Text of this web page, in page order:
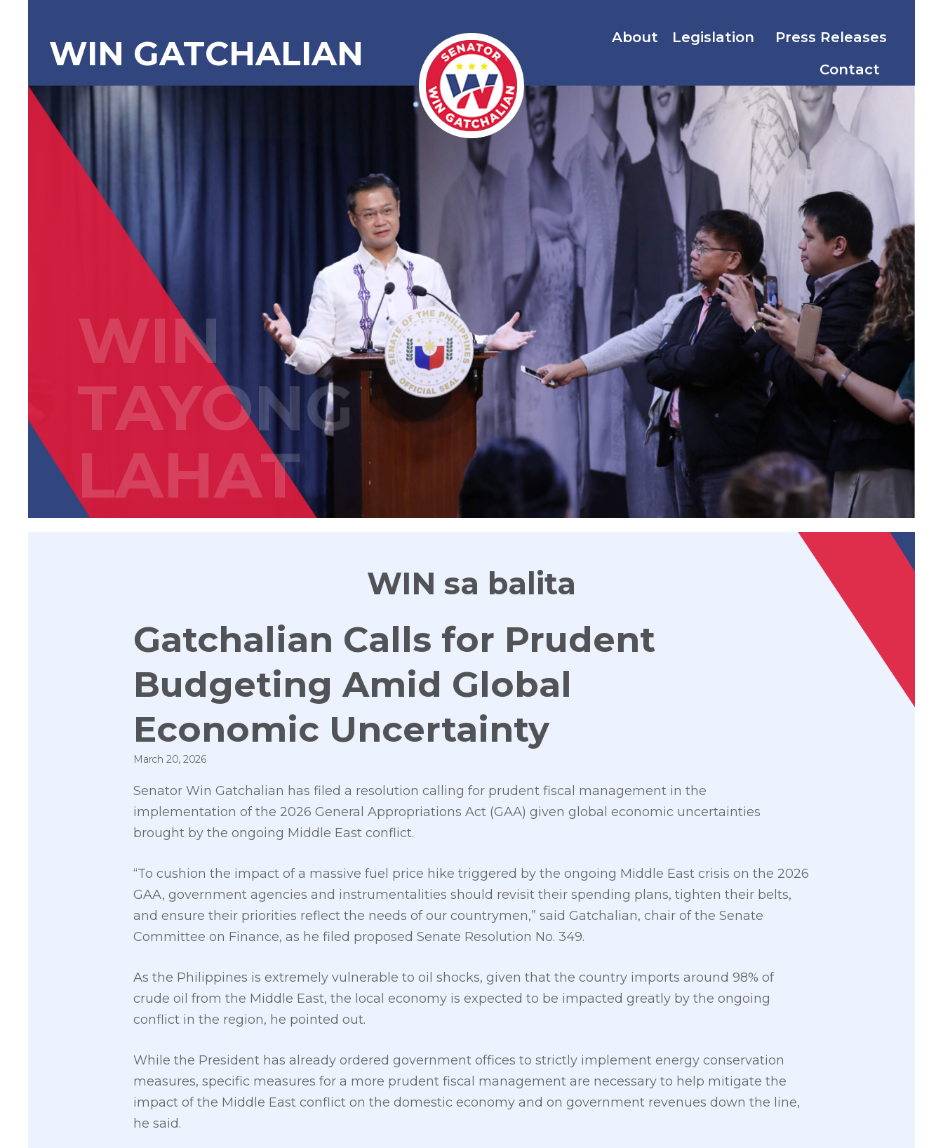
WIN GATCHALIAN About Legislation
Press Releases
Contact
WIN
TAYONG
LAHAT
WIN sa balita
Gatchalian Calls for Prudent
Budgeting Amid Global
Economic Uncertainty
March 20, 2026
Senator Win Gatchalian has filed a resolution calling for prudent fiscal management in the
implementation of the 2026 General Appropriations Act (GAA) given global economic uncertainties
brought by the ongoing Middle East conflict.
“To cushion the impact of a massive fuel price hike triggered by the ongoing Middle East crisis on the 2026
GAA, government agencies and instrumentalities should revisit their spending plans, tighten their belts,
and ensure their priorities reflect the needs of our countrymen,” said Gatchalian, chair of the Senate
Committee on Finance, as he filed proposed Senate Resolution No. 349.
As the Philippines is extremely vulnerable to oil shocks, given that the country imports around 98% of
crude oil from the Middle East, the local economy is expected to be impacted greatly by the ongoing
conflict in the region, he pointed out.
While the President has already ordered government offices to strictly implement energy conservation
measures, specific measures for a more prudent fiscal management are necessary to help mitigate the
impact of the Middle East conflict on the domestic economy and on government revenues down the line,
he said.